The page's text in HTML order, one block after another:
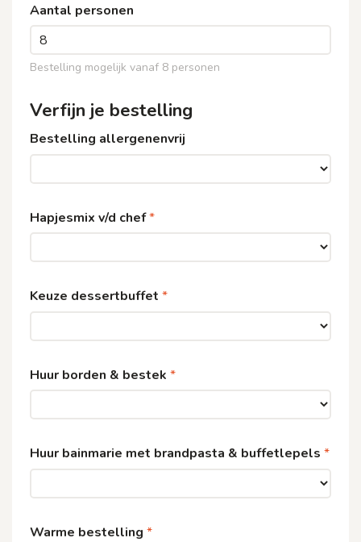
Aantal personen
Bestelling mogelijk vanaf 8 personen
Verfijn je bestelling
Bestelling allergenenvrij
Hapjesmix v/d chef
Keuze dessertbuffet
Huur borden & bestek
Huur bainmarie met brandpasta & buffetlepels
Warme bestelling